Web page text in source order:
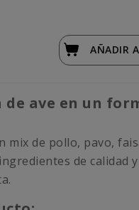
AÑADIR
de ave en un
mix de pollo, pavo,
de calidad